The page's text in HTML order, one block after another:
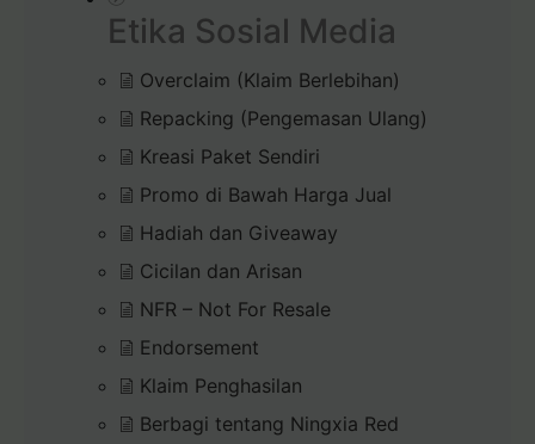
Etika Sosial Media
Overclaim (Klaim Berlebihan)
Repacking (Pengemasan Ulang)
Kreasi Paket Sendiri
Promo di Bawah Harga Jual
Hadiah dan Giveaway
Cicilan dan Arisan
NFR – Not For Resale
Endorsement
Klaim Penghasilan
Berbagi tentang Ningxia Red